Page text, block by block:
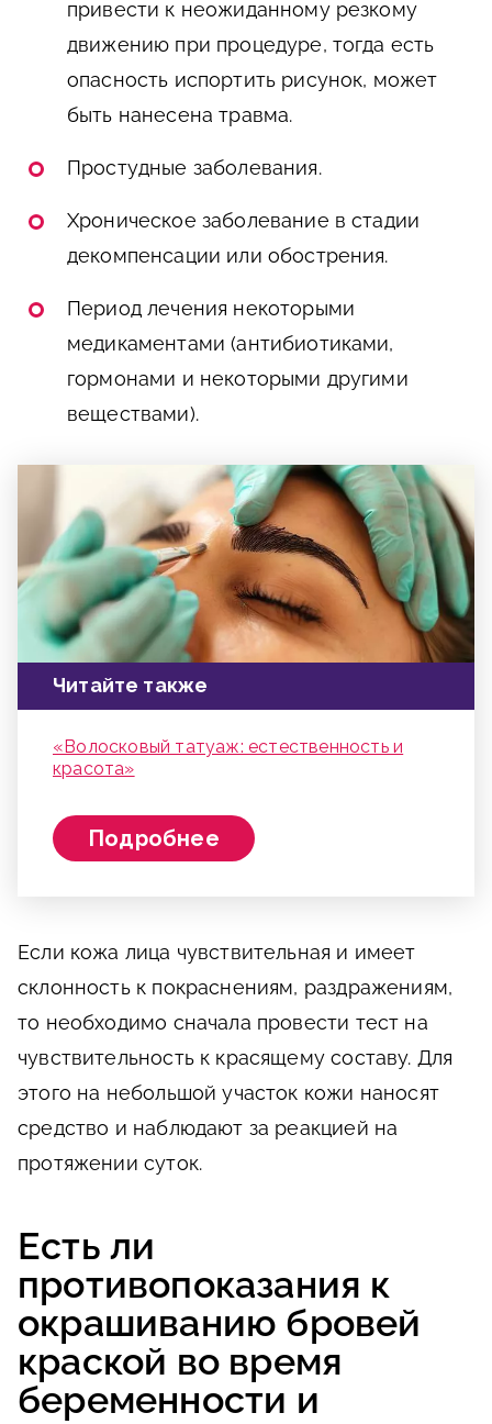
привести к неожиданному резкому
движению при процедуре, тогда есть
опасность испортить рисунок, может
быть нанесена травма.
Простудные заболевания.
Хроническое заболевание в стадии
декомпенсации или обострения.
Период лечения некоторыми
медикаментами (антибиотиками,
гормонами и некоторыми другими
веществами).
Читайте также
«Волосковый татуаж: естественность и
красота»
Подробнее
Если кожа лица чувствительная и имеет
склонность к покраснениям, раздражениям,
то необходимо сначала провести тест на
чувствительность к красящему составу. Для
этого на небольшой участок кожи наносят
средство и наблюдают за реакцией на
протяжении суток.
Есть ли
противопоказания к
окрашиванию бровей
краской во время
беременности и